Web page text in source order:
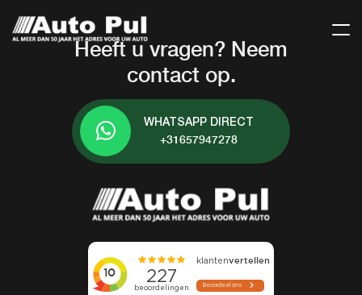
Heeft u vragen? Neem
contact op.
WHATSAPP DIRECT
+31657947278